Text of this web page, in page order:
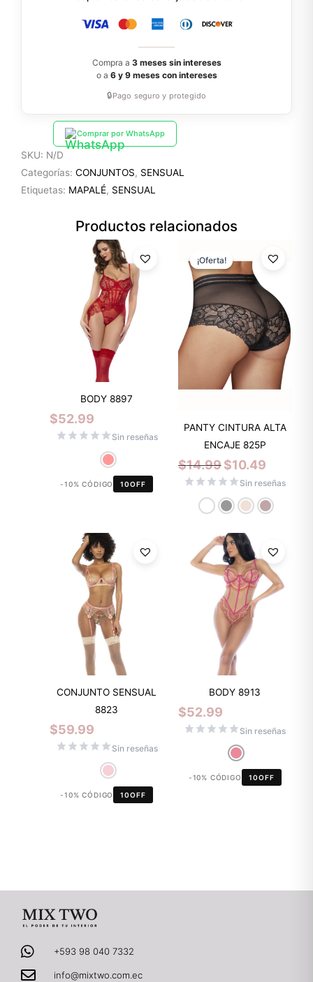
Compra a 3 meses sin intereses
o a 6 y 9 meses con intereses
🔒Pago seguro y protegido
Comprar por WhatsApp
SKU: N/D
Categorías: CONJUNTOS, SENSUAL
Etiquetas: MAPALÉ, SENSUAL
Productos relacionados
BODY 8897
$52.99
Sin reseñas
-10% CÓDIGO 10OFF
¡Oferta!
¡Oferta!
PANTY CINTURA ALTA
ENCAJE 825P
$14.99
precio
original
era:
$14.99.
$10.49
precio
actual
$10.49.
Sin reseñas
CONJUNTO SENSUAL
8823
$59.99
Sin reseñas
-10% CÓDIGO 10OFF
BODY 8913
$52.99
Sin reseñas
-10% CÓDIGO 10OFF
+593 98 040 7332
info@mixtwo.com.ec